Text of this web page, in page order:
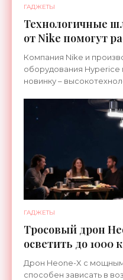
ГАДЖЕТЫ
Технологичные
от Nike помогут
ноги после
Компания Nike и
оборудования Hyperice
новинку –
ГАДЖЕТЫ
Тросовый дрон
осветить до 1000
земли -
Дрон Heone-X с
способен зависать в